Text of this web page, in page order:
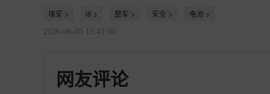
埃安 > i6 > 整车 > 安全 > 电池 >
2026-06-05 15:41:00
网友评论